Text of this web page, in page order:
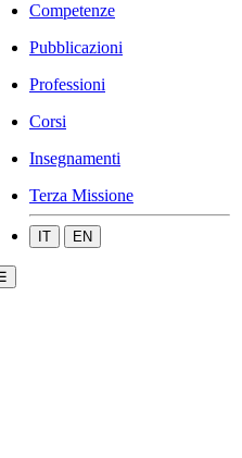
Competenze
Pubblicazioni
Professioni
Corsi
Insegnamenti
Terza Missione
IT EN